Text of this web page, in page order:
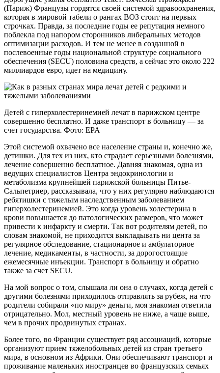
(Париж) Французы гордятся своей системой здравоохранения,
которая в мировой табели о рангах ВОЗ стоит на первых
строчках. Правда, за последние годы ее репутация немного
поблекла под напором сторонников либеральных методов
оптимизации расходов. И тем не менее в созданной в
послевоенные годы национальной структуре социального
обеспечения (SECU) половина средств, а сейчас это около 222
миллиардов евро, идет на медицину.
Детей с гиперхолестеринемией лечат в парижском центре
совершенно бесплатно. И даже транспорт в больницу — за
счет государства. Фото: EPA
Этой системой охвачено все население страны и, конечно же,
детишки. Для тех из них, кто страдает серьезными болезнями,
лечение совершенно бесплатное. Давняя знакомая, одна из
ведущих специалистов Центра эндокринологии и
метаболизма крупнейшей парижской больницы Питье-
Сальпетриер, рассказывала, что у них регулярно наблюдаются
ребятишки с тяжелым наследственным заболеванием
гиперхолестеринемией. Это когда уровень холестерина в
крови повышается до патологических размеров, что может
привести к инфаркту и смерти. Так вот родителям детей, по
словам знакомой, не приходится выкладывать ни цента за
регулярное обследование, стационарное и амбулаторное
лечение, медикаменты, в частности, за дорогостоящие
ежемесячные инъекции. Транспорт в больницу и обратно
также за счет SECU.
На мой вопрос о том, слышала ли она о случаях, когда детей с
другими болезнями приходилось отправлять за рубеж, на что
родители собирали «по миру» деньги, моя знакомая ответила
отрицательно. Мол, местный уровень не ниже, а чаще выше,
чем в прочих продвинутых странах.
Более того, во Франции существует ряд ассоциаций, которые
организуют прием тяжелобольных детей из стран третьего
мира, в основном из Африки. Они обеспечивают транспорт и
проживание маленьких иностранцев во французских семьях